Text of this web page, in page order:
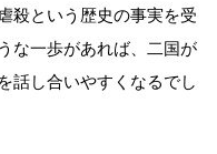
殺という歴史の事実を受
な一歩があれば、二国が
話し合いやすくなるでし